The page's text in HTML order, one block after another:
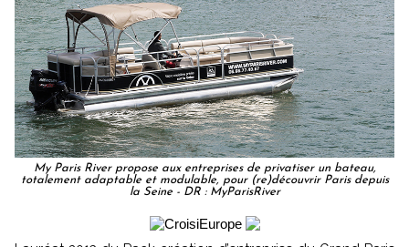
My Paris River propose aux entreprises de privatiser un bateau,
totalement adaptable et modulable, pour (re)découvrir Paris depuis
la Seine - DR : MyParisRiver